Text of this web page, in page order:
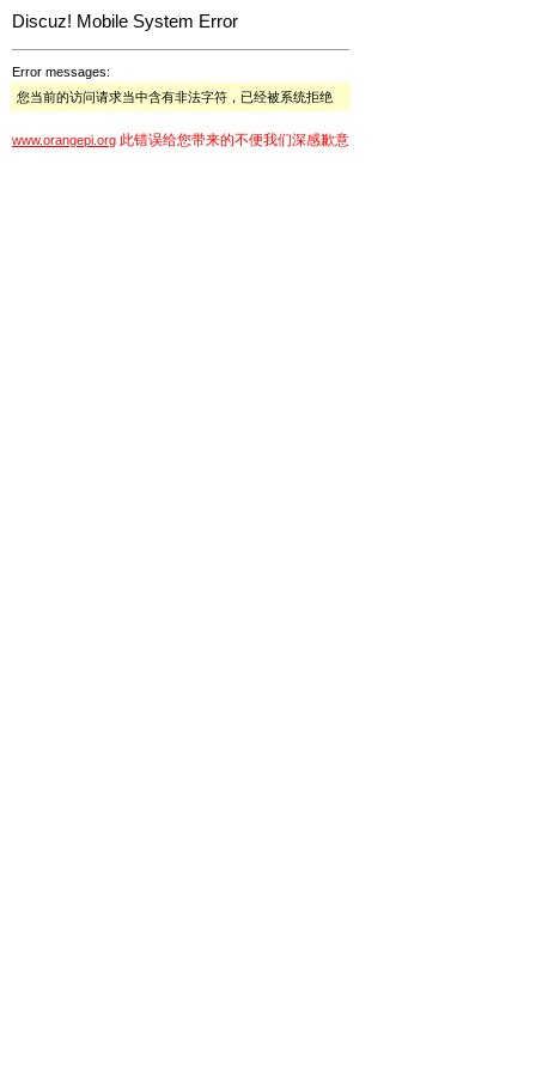
Discuz! Mobile System Error
Error messages:
您当前的访问请求当中含有非法字符，已经被系统拒绝
www.orangepi.org 此错误给您带来的不便我们深感歉意